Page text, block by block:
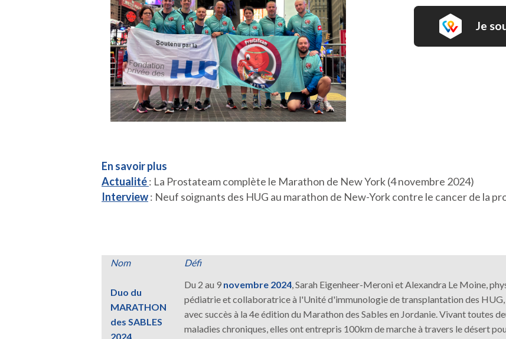
Je
En savoir plus
Actualité: La Prostateam complète le Marathon de New York (4 novembre 2024)
Interview: Neuf soignants des HUG au marathon de New-York contre le cancer de la
Nom Défi
Duo du
MARATHON
des SABLES
2024
Du 2 au 9 novembre 2024, Sarah Eigenheer-Meroni et Alexandra Le Moine,
pédiatrie et collaboratrice à l'Unité d'immunologie de transplantation des
avec succès à la 4e édition du Marathon des Sables en Jordanie. Vivant toutes
maladies chroniques, elles ont entrepris 100km de marche à travers le désert